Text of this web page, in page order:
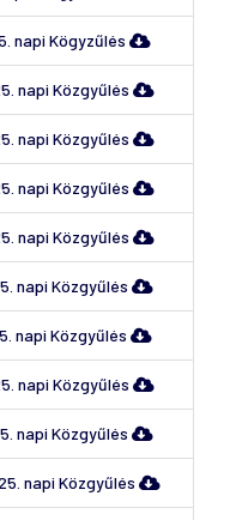
napi Kögyzűlés
napi Közgyűlés
napi Közgyűlés
napi Közgyűlés
napi Közgyűlés
napi Közgyűlés
napi Közgyűlés
napi Közgyűlés
napi Közgyűlés
napi Közgyűlés